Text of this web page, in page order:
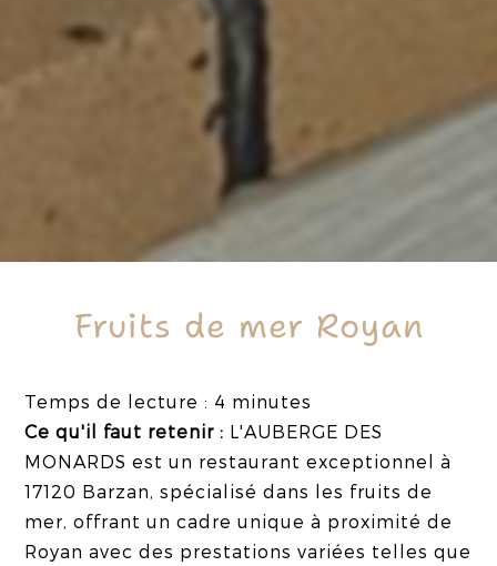
Fruits de mer Royan
Temps de lecture : 4 minutes
Ce qu'il faut retenir : L'AUBERGE DES
MONARDS est un restaurant exceptionnel à
17120 Barzan, spécialisé dans les fruits de
mer, offrant un cadre unique à proximité de
Royan avec des prestations variées telles que